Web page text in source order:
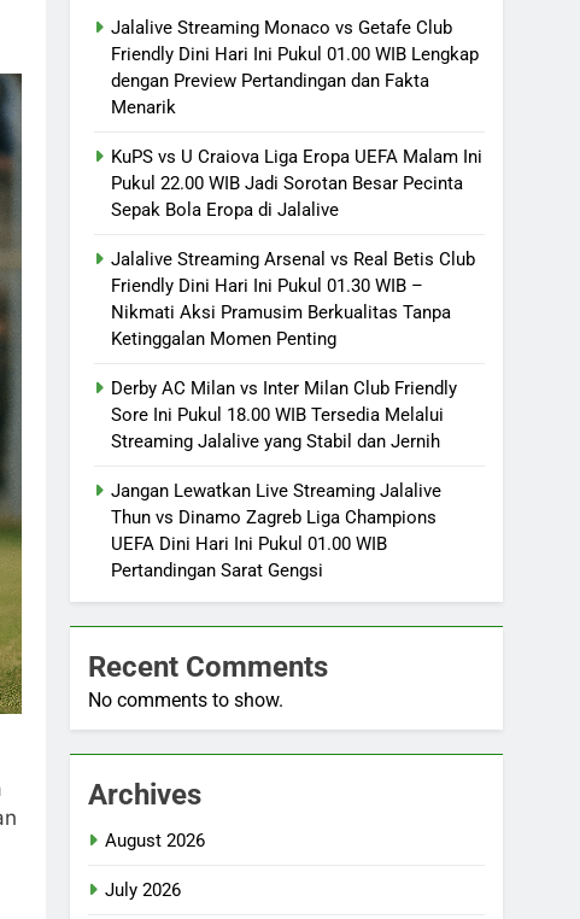
Jalalive Streaming Monaco vs Getafe Club
Friendly Dini Hari Ini Pukul 01.00 WIB Lengkap
dengan Preview Pertandingan dan Fakta
Menarik
KuPS vs U Craiova Liga Eropa UEFA Malam Ini
Pukul 22.00 WIB Jadi Sorotan Besar Pecinta
Sepak Bola Eropa di Jalalive
Jalalive Streaming Arsenal vs Real Betis Club
Friendly Dini Hari Ini Pukul 01.30 WIB –
Nikmati Aksi Pramusim Berkualitas Tanpa
Ketinggalan Momen Penting
Derby AC Milan vs Inter Milan Club Friendly
Sore Ini Pukul 18.00 WIB Tersedia Melalui
Streaming Jalalive yang Stabil dan Jernih
Jangan Lewatkan Live Streaming Jalalive
Thun vs Dinamo Zagreb Liga Champions
UEFA Dini Hari Ini Pukul 01.00 WIB
Pertandingan Sarat Gengsi
Recent Comments
No comments to show.
Archives
August 2026
July 2026